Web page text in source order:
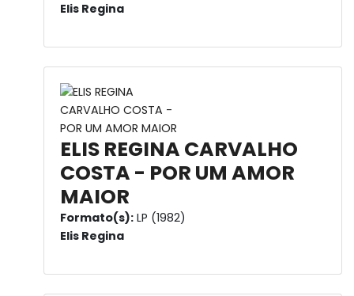
Elis Regina
ELIS REGINA CARVALHO
COSTA - POR UM AMOR
MAIOR
Formato(s): LP (1982)
Elis Regina